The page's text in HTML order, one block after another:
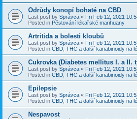
Odrůdy konopí bohaté na CBD
Last post by Správca « Fri Feb 12, 2021
Posted in Pěstování lékařské marihuany
Artritida a bolesti kloubů
Last post by Správca « Fri Feb 12, 2021
Posted in CBD, THC a další kanabinoidy na
Cukrovka (Diabetes mellitus I. a II.
Last post by Správca « Fri Feb 12, 2021
Posted in CBD, THC a další kanabinoidy na
Epilepsie
Last post by Správca « Fri Feb 12, 2021
Posted in CBD, THC a další kanabinoidy na
Nespavost